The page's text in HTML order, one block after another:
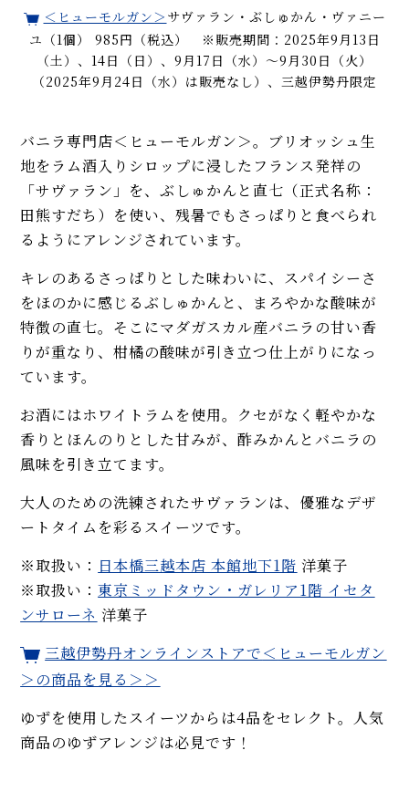
＜ヒューモルガン＞ サヴァラン・ぶしゅかん・ヴァニー
ユ（1個） 985円（税込） ※販売期間：2025年9月13日
（土）、14日（日）、9月17日（水）～9月30日（火）
（2025年9月24日（水）は販売なし）、三越伊勢丹限定
バニラ専門店＜ヒューモルガン＞。ブリオッシュ生
地をラム酒入りシロップに浸したフランス発祥の
「サヴァラン」を、ぶしゅかんと直七（正式名称：
田熊すだち）を使い、残暑でもさっぱりと食べられ
るようにアレンジされています。
キレのあるさっぱりとした味わいに、スパイシーさ
をほのかに感じるぶしゅかんと、まろやかな酸味が
特徴の直七。そこにマダガスカル産バニラの甘い香
りが重なり、柑橘の酸味が引き立つ仕上がりになっ
ています。
お酒にはホワイトラムを使用。クセがなく軽やかな
香りとほんのりとした甘みが、酢みかんとバニラの
風味を引き立てます。
大人のための洗練されたサヴァランは、優雅なデザ
ートタイムを彩るスイーツです。
※取扱い： 日本橋三越本店 本館地下1階 洋菓子
※取扱い：東京ミッドタウン・ガレリア1階 イセタ
ンサローネ 洋菓子
三越伊勢丹オンラインストアで＜ ヒューモルガン
＞ の商品を見る＞＞
ゆずを使用したスイーツからは4品をセレクト。人気
商品のゆずアレンジは必見です！